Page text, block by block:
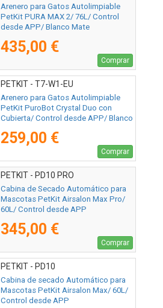
Arenero para Gatos Autolimpiable
PetKit PURA MAX 2/ 76L/ Control
desde APP/ Blanco Mate
435,00 €
Comprar
PETKIT - T7-W1-EU
Arenero para Gatos Autolimpiable
PetKit PuroBot Crystal Duo con
Cubierta/ Control desde APP/ Blanco
259,00 €
Comprar
PETKIT - PD10 PRO
Cabina de Secado Automático para
Mascotas PetKit Airsalon Max Pro/
60L/ Control desde APP
345,00 €
Comprar
PETKIT - PD10
Cabina de secado Automático para
Mascotas PetKit Airsalon Max/ 60L/
Control desde APP